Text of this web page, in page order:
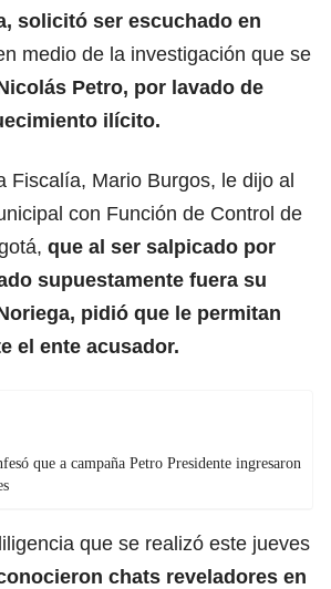
solicitó ser escuchado en
medio de la investigación que se
Petro, por lavado de
ilícito.
Fiscalía, Mario Burgos, le dijo al
con Función de Control de
que al ser salpicado por
supuestamente fuera su
pidió que le permitan
el ente acusador.
que a campaña Petro Presidente ingresaron
que se realizó este jueves
chats reveladores en